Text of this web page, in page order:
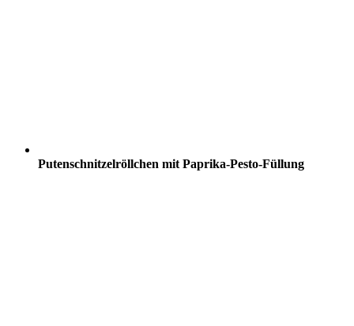
Putenschnitzelröllchen mit Paprika-Pesto-Füllung